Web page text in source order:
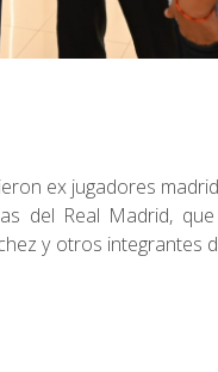
ex jugadores
del Real Madrid,
y otros integrantes